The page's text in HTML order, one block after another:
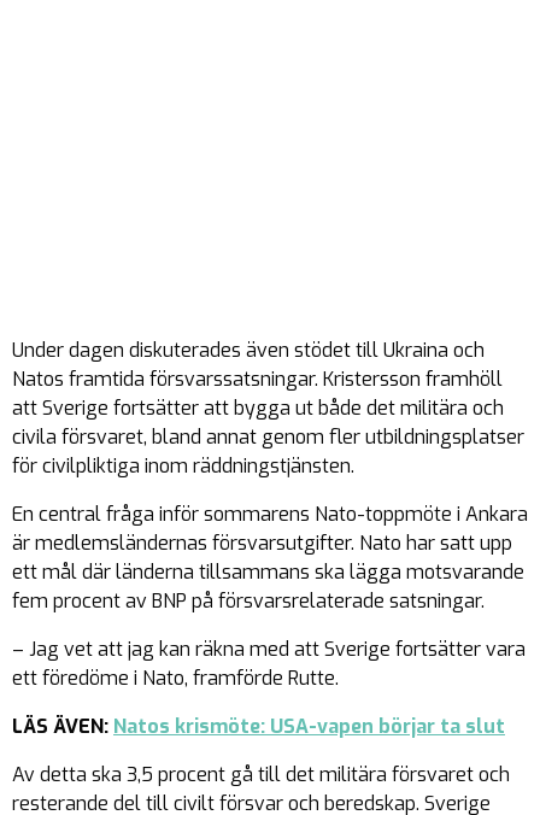
Under dagen diskuterades även stödet till Ukraina och
Natos framtida försvarssatsningar. Kristersson framhöll
att Sverige fortsätter att bygga ut både det militära och
civila försvaret, bland annat genom fler utbildningsplatser
för civilpliktiga inom räddningstjänsten.
En central fråga inför sommarens Nato-toppmöte i Ankara
är medlemsländernas försvarsutgifter. Nato har satt upp
ett mål där länderna tillsammans ska lägga motsvarande
fem procent av BNP på försvarsrelaterade satsningar.
– Jag vet att jag kan räkna med att Sverige fortsätter vara
ett föredöme i Nato, framförde Rutte.
LÄS ÄVEN: Natos krismöte: USA-vapen börjar ta slut
Av detta ska 3,5 procent gå till det militära försvaret och
resterande del till civilt försvar och beredskap. Sverige